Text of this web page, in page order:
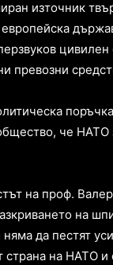
източник
цивилен
превозни
че НАТО
на проф.
на
да пестят
страна на НАТО